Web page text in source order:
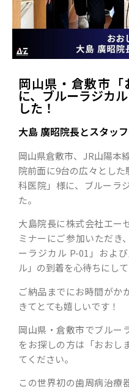
岡山県・倉敷市
に、ブルーラジカ
した！
大島 廣昭院長とスタッ
岡山県倉敷市、JR山陽本
院前面に9台の広々とし
科医院」様に、ブルーラ
た。
大島院長に株式会社エー
ミナーにご参加いただき
ーラジカル P-01」およ
ル」の到着を心待ちにし
ご納品までにお時間がか
きてとても嬉しいです！
岡山県・倉敷市でブルー
をお探しの方は「おおし
てください。
この世界初の歯周病治療